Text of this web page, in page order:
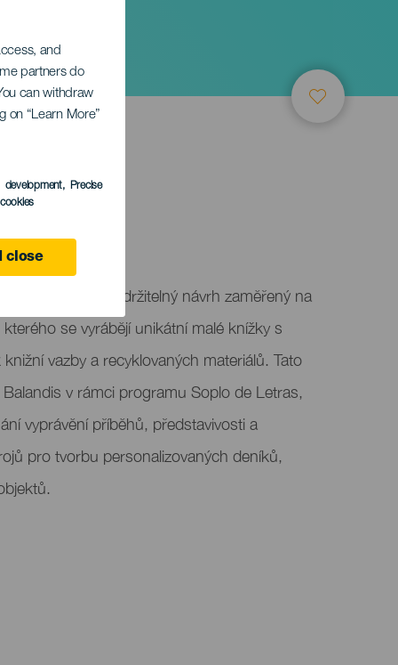
and
partners do
can withdraw
on “Learn More”
development, Precise
close
je kreativní a udržitelný návrh zaměřený na
se vyrábějí unikátní malé knížky s
vazby a recyklovaných materiálů. Tato
v rámci programu Soplo de Letras,
vyprávění příběhů, představivosti a
pro tvorbu personalizovaných deníků,